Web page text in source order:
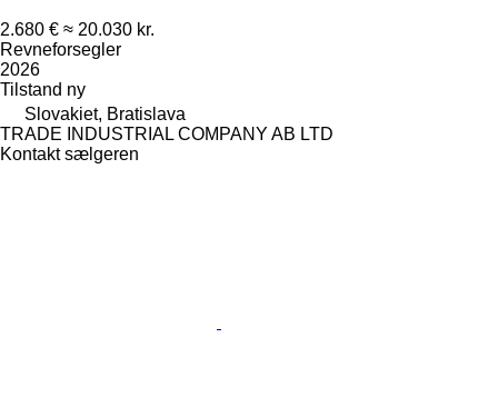
2.680 € ≈ 20.030 kr.
Revneforsegler
2026
Tilstand ny
Slovakiet, Bratislava
TRADE INDUSTRIAL COMPANY AB LTD
Kontakt sælgeren